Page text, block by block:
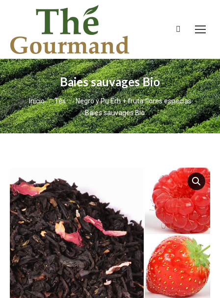
Buscar:
Baies sauvages Bio
Estás aquí:
Inicio Tés
Negro y Pu Erh + fruta flores especias
Baies sauvages Bio